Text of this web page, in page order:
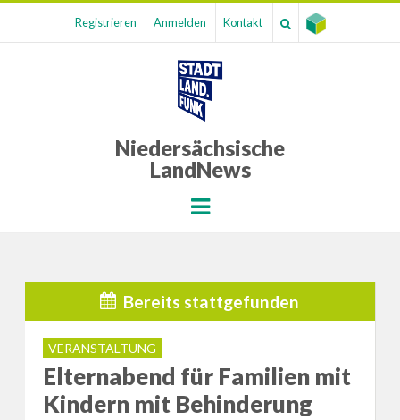
Registrieren Anmelden Kontakt
Niedersächsische
LandNews
Menu
Bereits stattgefunden
VERANSTALTUNG
Elternabend für Familien mit
Kindern mit Behinderung